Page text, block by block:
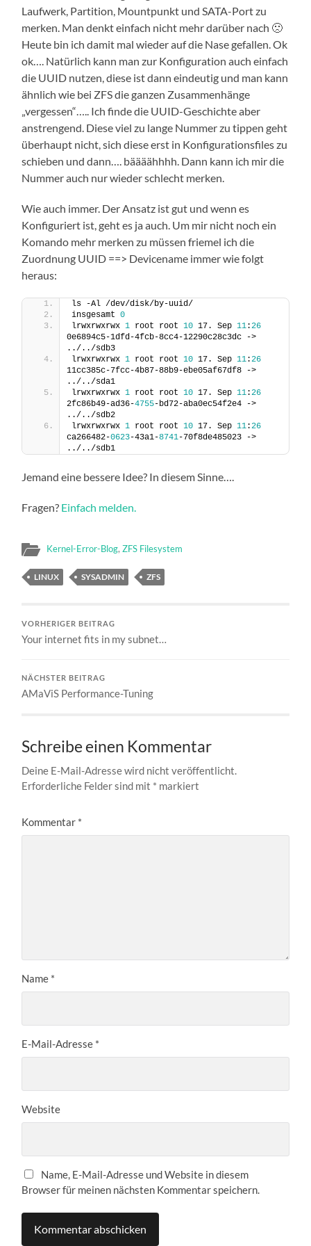
Laufwerk, Partition, Mountpunkt und SATA-Port zu
merken. Man denkt einfach nicht mehr darüber nach 🙁
Heute bin ich damit mal wieder auf die Nase gefallen. Ok
ok…. Natürlich kann man zur Konfiguration auch einfach
die UUID nutzen, diese ist dann eindeutig und man kann
ähnlich wie bei ZFS die ganzen Zusammenhänge
„vergessen“….. Ich finde die UUID-Geschichte aber
anstrengend. Diese viel zu lange Nummer zu tippen geht
überhaupt nicht, sich diese erst in Konfigurationsfiles zu
schieben und dann…. bäääähhhh. Dann kann ich mir die
Nummer auch nur wieder schlecht merken.
Wie auch immer. Der Ansatz ist gut und wenn es
Konfiguriert ist, geht es ja auch. Um mir nicht noch ein
Komando mehr merken zu müssen friemel ich die
Zuordnung UUID ==> Devicename immer wie folgt
heraus:
ls -Al /dev/disk/by-uuid/
insgesamt 0
lrwxrwxrwx 1 root root 10 17. Sep 11:26
0e6894c5-1dfd-4fcb-8cc4-12290c28c3dc ->
../../sdb3
lrwxrwxrwx 1 root root 10 17. Sep 11:26
11cc385c-7fcc-4b87-88b9-ebe05af67df8 ->
../../sda1
lrwxrwxrwx 1 root root 10 17. Sep 11:26
2fc86b49-ad36-4755-bd72-aba0ec54f2e4 ->
../../sdb2
lrwxrwxrwx 1 root root 10 17. Sep 11:26
ca266482-0623-43a1-8741-70f8de485023 ->
../../sdb1
Jemand eine bessere Idee? In diesem Sinne….
Fragen? Einfach melden.
Kernel-Error-Blog,ZFS Filesystem
LINUX SYSADMIN ZFS
VORHERIGER BEITRAG
Your internet fits in my subnet…
NÄCHSTER BEITRAG
AMaViS Performance-Tuning
Schreibe einen Kommentar
Deine E-Mail-Adresse wird nicht veröffentlicht.
Erforderliche Felder sind mit * markiert
Kommentar *
Name *
E-Mail-Adresse *
Website
Name, E-Mail-Adresse und Website in diesem
Browser für meinen nächsten Kommentar speichern.